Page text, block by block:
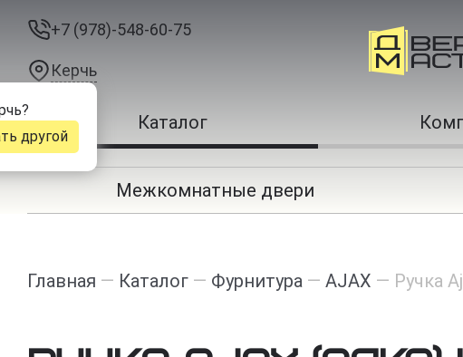
+7 (978)-548-60-75
Керчь
?
другой
Каталог
Межкомнатные двери
Главная — Каталог — Фурнитура — AJAX — Ручка